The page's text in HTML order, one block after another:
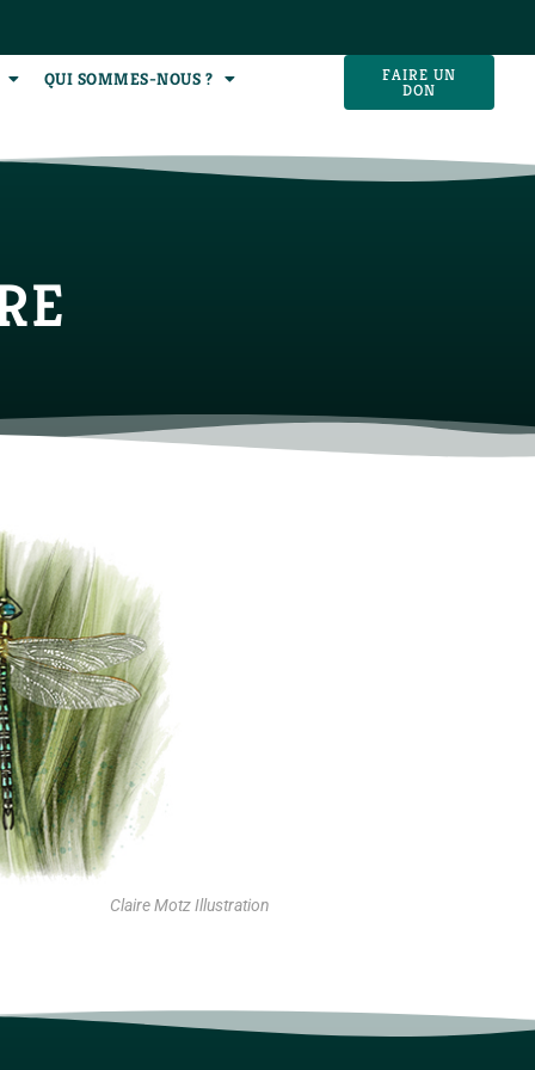
QUI SOMMES-NOUS ? FAIRE UN
DON
Claire Motz Illustration